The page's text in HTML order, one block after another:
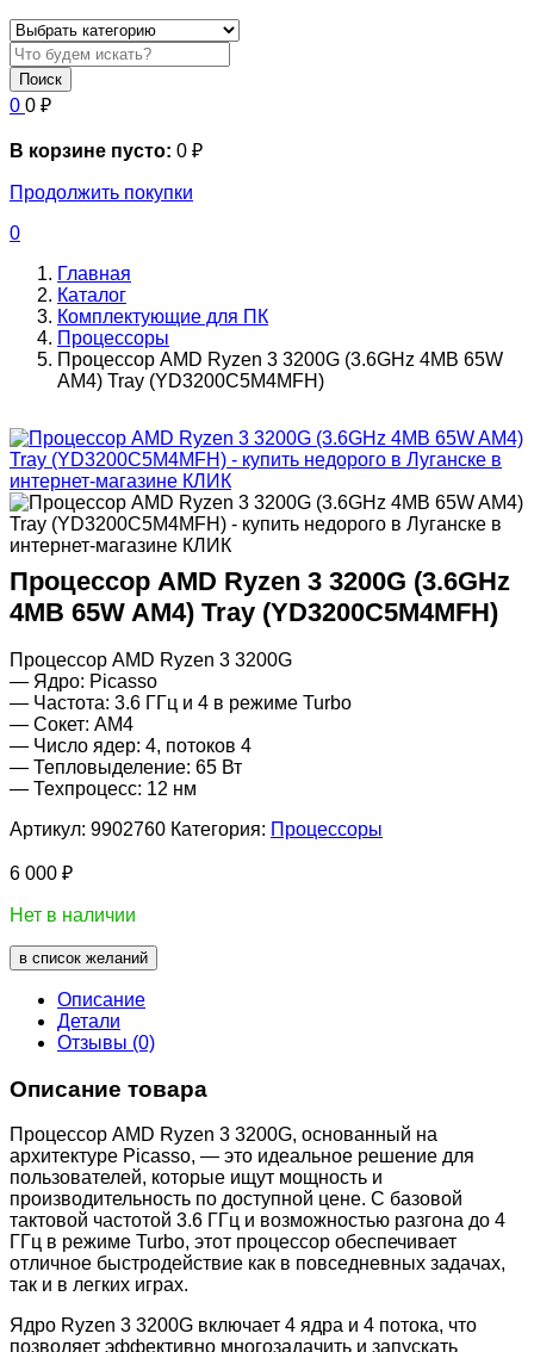
Поиск
0 0 ₽
В корзине пусто: 0 ₽
Продолжить покупки
0
Главная
Каталог
Комплектующие для ПК
Процессоры
Процессор AMD Ryzen 3 3200G (3.6GHz 4MB 65W
AM4) Tray (YD3200C5M4MFH)
Процессор AMD Ryzen 3 3200G (3.6GHz
4MB 65W AM4) Tray (YD3200C5M4MFH)
Процессор AMD Ryzen 3 3200G
— Ядро: Picasso
— Частота: 3.6 ГГц и 4 в режиме Turbo
— Сокет: AM4
— Число ядер: 4, потоков 4
— Тепловыделение: 65 Вт
— Техпроцесс: 12 нм
Артикул: 9902760 Категория: Процессоры
6 000 ₽
Нет в наличии
в список желаний
Описание
Детали
Отзывы (0)
Описание товара
Процессор AMD Ryzen 3 3200G, основанный на
архитектуре Picasso, — это идеальное решение для
пользователей, которые ищут мощность и
производительность по доступной цене. С базовой
тактовой частотой 3.6 ГГц и возможностью разгона до 4
ГГц в режиме Turbo, этот процессор обеспечивает
отличное быстродействие как в повседневных задачах,
так и в легких играх.
Ядро Ryzen 3 3200G включает 4 ядра и 4 потока, что
позволяет эффективно многозадачить и запускать